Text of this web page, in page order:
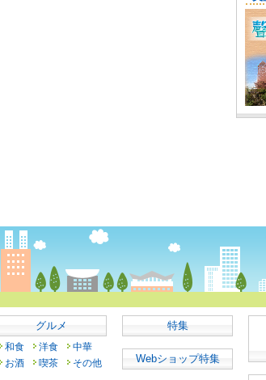
グルメ
和食 洋食
中華
お酒
喫茶 その他
特集
Webショップ特集